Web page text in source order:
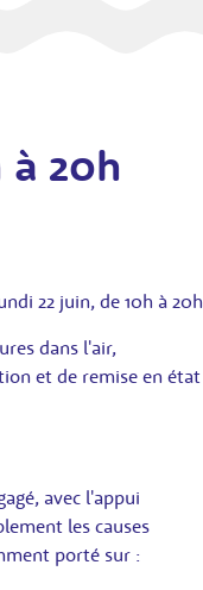
20h
22 juin, de 10h à 20h.
dans l'air,
et de remise en état
avec l'appui
les causes
porté sur :